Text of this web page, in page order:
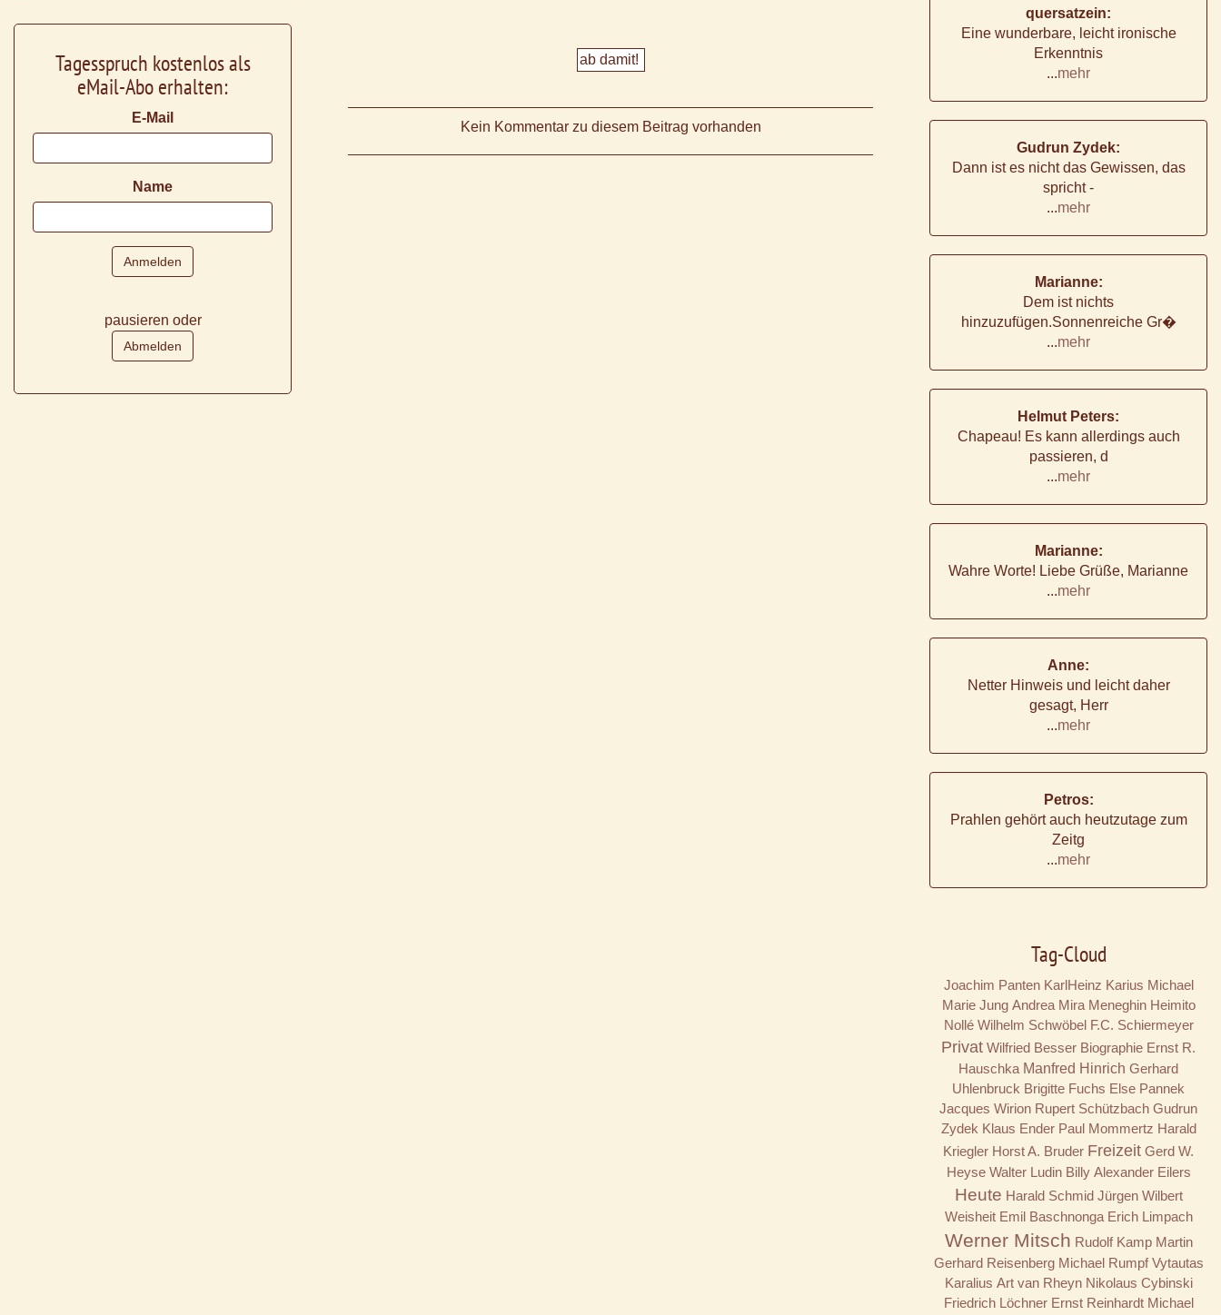
Kein Kommentar zu diesem Beitrag vorhanden
Tagesspruch kostenlos als
eMail-Abo erhalten:
E-Mail
Name
pausieren oder
quersatzein:
Eine wunderbare, leicht ironische
Erkenntnis
...mehr
Gudrun Zydek:
Dann ist es nicht das Gewissen, das
spricht -
...mehr
Marianne:
Dem ist nichts
hinzuzufügen.Sonnenreiche Gr�
...mehr
Helmut Peters:
Chapeau! Es kann allerdings auch
passieren, d
...mehr
Marianne:
Wahre Worte! Liebe Grüße, Marianne
...mehr
Anne:
Netter Hinweis und leicht daher
gesagt, Herr
...mehr
Petros:
Prahlen gehört auch heutzutage zum
Zeitg
...mehr
Tag-Cloud
Joachim Panten KarlHeinz Karius Michael
Marie Jung Andrea Mira Meneghin Heimito
Nollé Wilhelm Schwöbel F.C. Schiermeyer
Privat Wilfried Besser Biographie Ernst R.
Hauschka Manfred Hinrich Gerhard
Uhlenbruck Brigitte Fuchs Else Pannek
Jacques Wirion Rupert Schützbach Gudrun
Zydek Klaus Ender Paul Mommertz Harald
Kriegler Horst A. Bruder Freizeit Gerd W.
Heyse Walter Ludin Billy Alexander Eilers
Heute Harald Schmid Jürgen Wilbert
Weisheit Emil Baschnonga Erich Limpach
Werner Mitsch Rudolf Kamp Martin
Gerhard Reisenberg Michael Rumpf Vytautas
Karalius Art van Rheyn Nikolaus Cybinski
Friedrich Löchner Ernst Reinhardt Michael